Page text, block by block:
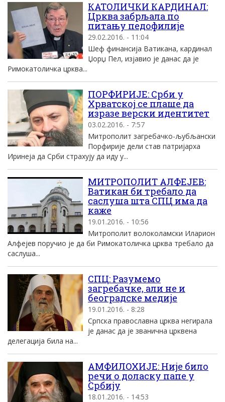
КАТОЛИЧКИ КАРДИНАЛ:
Црква забрљала по
питању педофилије
29.02.2016. - 11:04
Шеф финансија Ватикана, кардинал
Џорџ Пел, изјавио је данас да је
Римокатоличка црква...
ПОРФИРИЈЕ: Срби у
Хрватскоj се плаше да
изразе верски идентитет
03.02.2016. - 7:57
Mитрополит загребачко-љубљански
Порфириjе дели став патриjарха
Иринеjа да Срби страхуjу да иду у...
МИТРОПОЛИТ АЛФЕЈЕВ:
Ватикан би требало да
саслуша шта СПЦ има да
каже
19.01.2016. - 10:56
Mитрополит волоколамски Иларион
Aлфеjев поручио jе да би Римокатоличка црква требало да
саслуша...
СПЦ: Разумемо
загребачке, али не и
београдске медије
19.01.2016. - 8:28
Српска православна црква негирала
је данас да је званична црквена
делегација била на...
AМФИЛОХИЈЕ: Ниjе било
речи о доласку папе у
Србиjу
18.01.2016. - 14:53